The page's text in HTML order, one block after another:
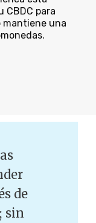
CBDC para
mantiene una
de
sin